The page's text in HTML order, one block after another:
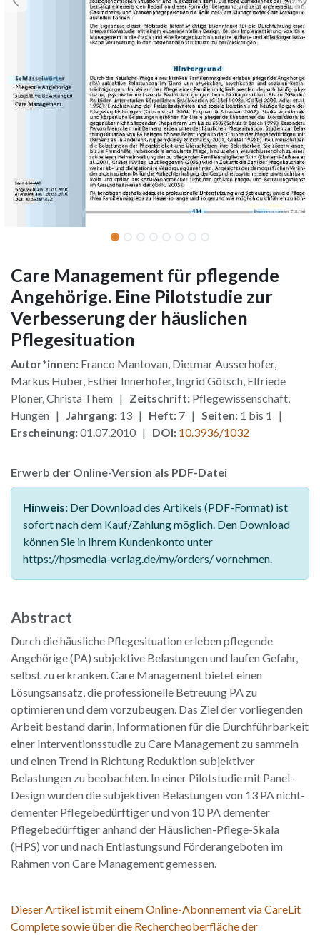
Care Management für pflegende
Angehörige. Eine Pilotstudie zur
Verbesserung der häuslichen
Pflegesituation
Autor*innen: Franco Mantovan, Dietmar Ausserhofer,
Markus Huber, Esther Innerhofer, Ingrid Götsch, Elfriede
Ploner, Christa Them | Zeitschrift: Pflegewissenschaft,
Hungen | Jahrgang: 13 | Heft: 7 | Seiten: 1 bis 1 |
Erscheinung:01.07.2010 | DOI: 10.3936/1032
Erwerb der Online-Version als PDF-Datei
Hinweis: Der Download des Artikels (PDF-Format) ist
sofort nach dem Kauf/Zahlung möglich. Den Download
können Sie in Ihrem Kundenkonto unter
https://hpsmedia-verlag.de/my/orders/ vornehmen.
Abstract
Durch die häusliche Pflegesituation erleben pflegende
Angehörige (PA) subjektive Belastungen und laufen Gefahr,
selbst zu erkranken. Care Management bietet einen
Lösungsansatz, die professionelle Betreuung PA zu
optimieren und dem vorzubeugen. Das Ziel der vorliegenden
Arbeit bestand darin, Informationen für die Durchführbarkeit
einer Interventionsstudie zu Care Management zu sammeln
und einen Trend in Richtung Reduktion subjektiver
Belastungen zu beobachten. In einer Pilotstudie mit Panel-
Design wurden die subjektiven Belastungen von 13 PA nicht-
dementer Pflegebedürftiger und von 10 PA dementer
Pflegebedürftiger anhand der Häuslichen-Pflege-Skala
(HPS) vor und nach Entlastungsund Förderangeboten im
Rahmen von Care Management gemessen.
Dieser Artikel ist mit einem Online-Abonnement via CareLit
Complete sowie über die Rechercheoberfläche der